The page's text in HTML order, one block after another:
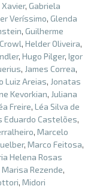
, Gabriela
Veríssimo, Glenda
, Guilherme
, Helder Oliveira,
, Hugo Pilger, Igor
, James Correa,
Luiz Areias, Jonatas
Kevorkian, Juliana
Freire, Léa Silva de
Eduardo Castelões,
, Marcelo
, Marco Feitosa,
Helena Rosas
Marisa Rezende,
, Midori